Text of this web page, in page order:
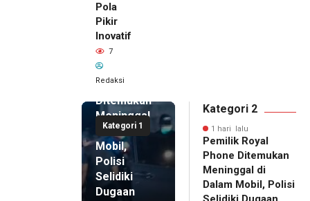
Pola
Pikir
Inovatif
7
Redaksi
Kategori 1
1 hari lalu
Pemilik
Royal
Phone
Ditemukan
Meninggal
di Dalam
Mobil,
Polisi
Selidiki
Dugaan
Kategori 2
1 hari lalu
Pemilik Royal
Phone Ditemukan
Meninggal di
Dalam Mobil, Polisi